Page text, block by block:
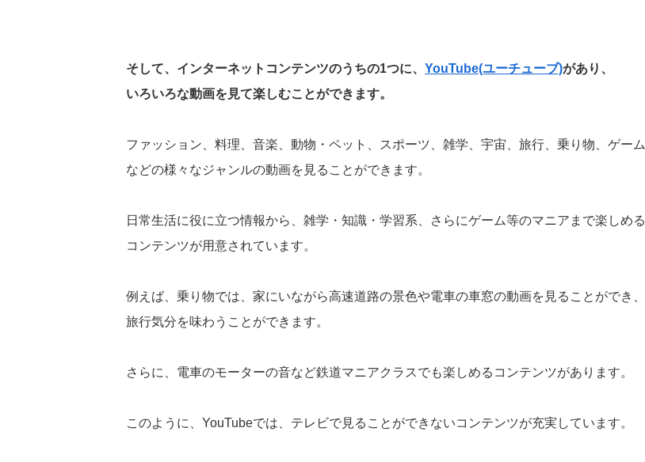
そして、インターネットコンテンツのうちの1つに、 YouTube(ユーチューブ)があり、
いろいろな動画を見て楽しむことができます。
ファッション、料理、音楽、動物・ペット、スポーツ、雑学、宇宙、旅行、乗り物、ゲーム
などの様々なジャンルの動画を見ることができます。
日常生活に役に立つ情報から、雑学・知識・学習系、さらにゲーム等のマニアまで楽しめる
コンテンツが用意されています。
例えば、乗り物では、家にいながら高速道路の景色や電車の車窓の動画を見ることができ、
旅行気分を味わうことができます。
さらに、電車のモーターの音など鉄道マニアクラスでも楽しめるコンテンツがあります。
このように、YouTubeでは、テレビで見ることができないコンテンツが充実しています。